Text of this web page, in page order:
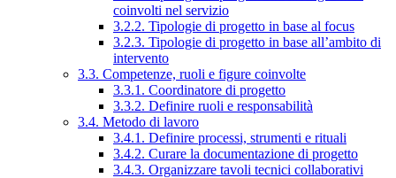
coinvolti nel servizio
3.2.2. Tipologie di progetto in base al focus
3.2.3. Tipologie di progetto in base all’ambito di
intervento
3.3. Competenze, ruoli e figure coinvolte
3.3.1. Coordinatore di progetto
3.3.2. Definire ruoli e responsabilità
3.4. Metodo di lavoro
3.4.1. Definire processi, strumenti e rituali
3.4.2. Curare la documentazione di progetto
3.4.3. Organizzare tavoli tecnici collaborativi